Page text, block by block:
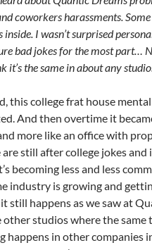
coworkers harassments.
inside. I wasn’t surprised
bad jokes for the most part…
it’s the same in about any
this college frat house
And then overtime it
more like an office with
are still after college jokes
becoming less and less
industry is growing and
still happens as we saw at
studios where the same
happens in other companies